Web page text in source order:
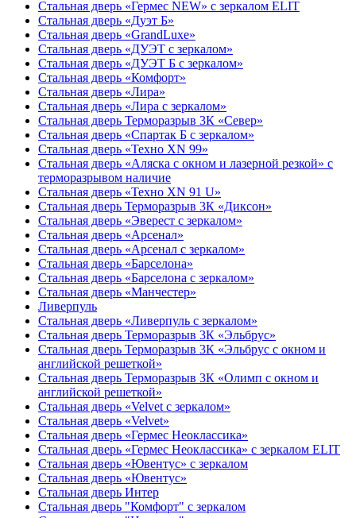
Стальная дверь «Гермес NEW» с зеркалом ELIT
Стальная дверь «Дуэт Б»
Стальная дверь «GrandLuxe»
Стальная дверь «ДУЭТ с зеркалом»
Стальная дверь «ДУЭТ Б с зеркалом»
Стальная дверь «Комфорт»
Стальная дверь «Лира»
Стальная дверь «Лира с зеркалом»
Стальная дверь Терморазрыв 3К «Север»
Стальная дверь «Спартак Б с зеркалом»
Стальная дверь «Техно XN 99»
Стальная дверь «Аляска с окном и лазерной резкой» с
терморазрывом наличие
Стальная дверь «Техно XN 91 U»
Стальная дверь Терморазрыв 3К «Диксон»
Стальная дверь «Эверест с зеркалом»
Стальная дверь «Арсенал»
Стальная дверь «Арсенал с зеркалом»
Стальная дверь «Барселона»
Стальная дверь «Барселона с зеркалом»
Стальная дверь «Манчестер»
Ливерпуль
Стальная дверь «Ливерпуль с зеркалом»
Стальная дверь Терморазрыв 3К «Эльбрус»
Стальная дверь Терморазрыв 3К «Эльбрус с окном и
английской решеткой»
Стальная дверь Терморазрыв 3К «Олимп с окном и
английской решеткой»
Стальная дверь «Velvet с зеркалом»
Стальная дверь «Velvet»
Стальная дверь «Гермес Неоклассика»
Стальная дверь «Гермес Неоклассика» с зеркалом ELIT
Стальная дверь «Ювентус» с зеркалом
Стальная дверь «Ювентус»
Стальная дверь Интер
Стальная дверь "Комфорт" с зеркалом